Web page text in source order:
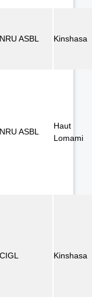
ASBL Kinshasa
ASBL
Haut
Lomami
Kinshasa